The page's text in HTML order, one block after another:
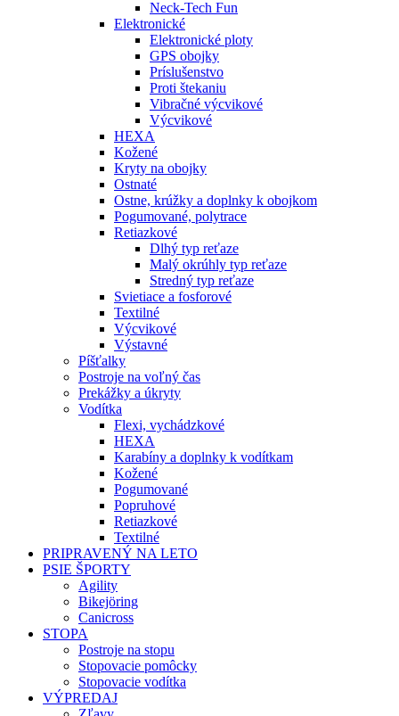
Neck-Tech Fun
Elektronické
Elektronické ploty
GPS obojky
Príslušenstvo
Proti štekaniu
Vibračné výcvikové
Výcvikové
HEXA
Kožené
Kryty na obojky
Ostnaté
Ostne, krúžky a doplnky k obojkom
Pogumované, polytrace
Retiazkové
Dlhý typ reťaze
Malý okrúhly typ reťaze
Stredný typ reťaze
Svietiace a fosforové
Textilné
Výcvikové
Výstavné
Píšťalky
Postroje na voľný čas
Prekážky a úkryty
Vodítka
Flexi, vychádzkové
HEXA
Karabíny a doplnky k vodítkam
Kožené
Pogumované
Popruhové
Retiazkové
Textilné
PRIPRAVENÝ NA LETO
PSIE ŠPORTY
Agility
Bikejöring
Canicross
STOPA
Postroje na stopu
Stopovacie pomôcky
Stopovacie vodítka
VÝPREDAJ